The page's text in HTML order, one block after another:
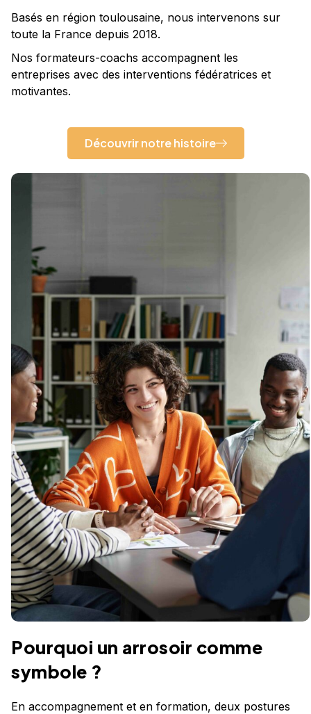
Basés en région toulousaine, nous intervenons sur
toute la France depuis 2018.
Nos formateurs-coachs accompagnent les
entreprises avec des interventions fédératrices et
motivantes.
Découvrir notre histoire
Pourquoi un arrosoir comme
symbole ?​
En accompagnement et en formation, deux postures